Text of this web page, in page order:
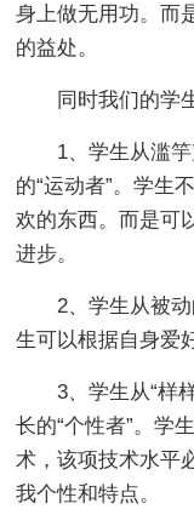
身上做无用功。而
的益处。
同时我们的学
1、学生从滥
的“运动者”。学生
欢的东西。而是可
进步。
2、学生从被
生可以根据自身爱
3、学生从“样
长的“个性者”。学
术，该项技术水平
我个性和特点。